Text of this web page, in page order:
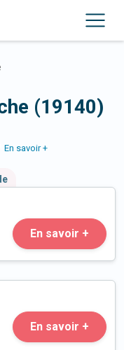
(19140)
En savoir +
En savoir +
En savoir +